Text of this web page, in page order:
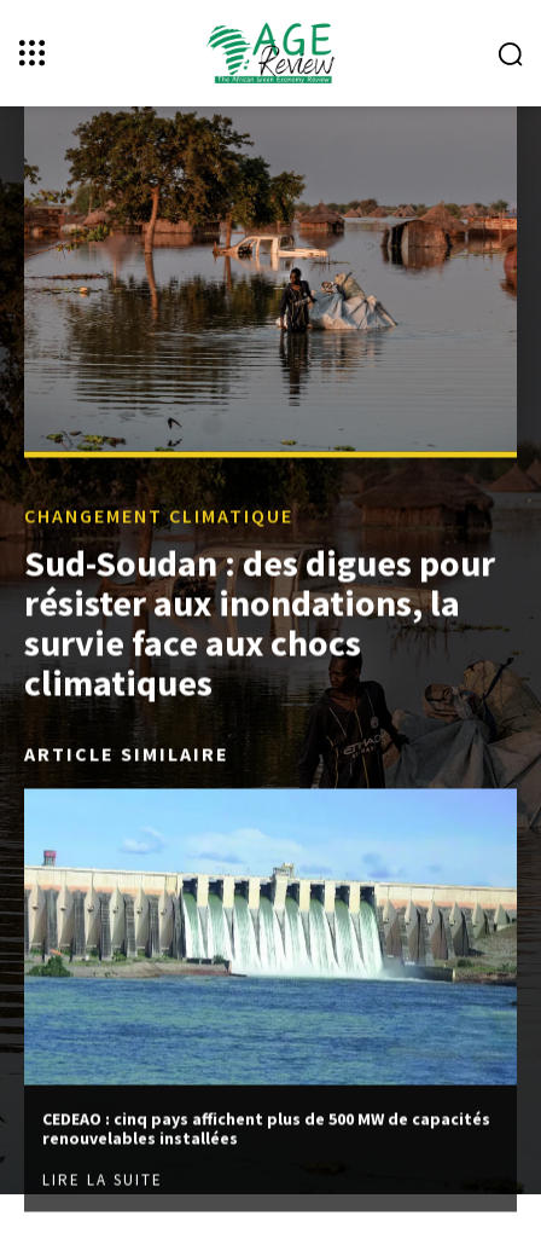
CHANGEMENT CLIMATIQUE
Sud-Soudan : des digues pour
résister aux inondations, la
survie face aux chocs
climatiques
ARTICLE SIMILAIRE
CEDEAO : cinq pays affichent plus de 500 MW de capacités
renouvelables installées
LIRE LA SUITE